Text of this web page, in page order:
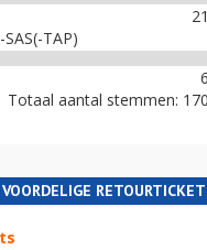
TAP)
Totaal aantal stemmen: 170
VOORDELIGE